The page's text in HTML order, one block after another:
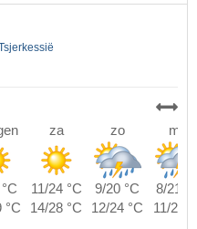
za zo ma
11/24 °C 9/20 °C
8/21
°C 14/28 °C 12/24 °C 11/25